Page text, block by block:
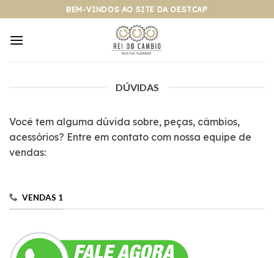
para
BEM-VINDOS AO SITE DA OESTCAP
DÚVIDAS
Você tem alguma dúvida sobre, peças, câmbios,
acessórios? Entre em contato com nossa equipe de
vendas:
VENDAS 1